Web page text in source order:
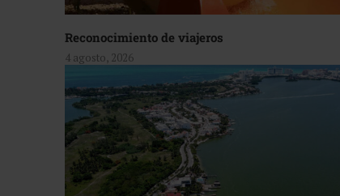
Reconocimiento de viajeros
4 agosto, 2026